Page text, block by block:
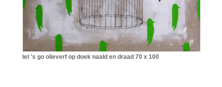
let 's go olieverf op doek naald en draad 70 x 100